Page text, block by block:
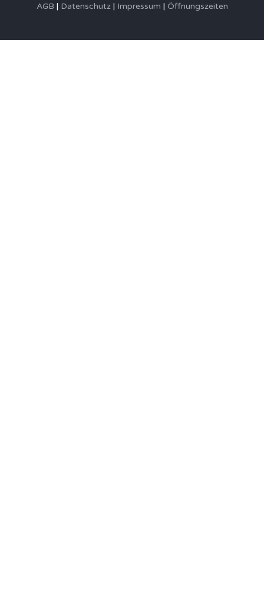
AGB Datenschutz Impressum Öffnungszeiten